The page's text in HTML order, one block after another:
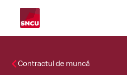
homepageToate temele
Contractul de muncă